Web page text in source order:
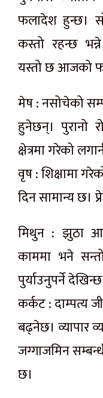
फलादेश हुन्छ।
कस्तो रहन्छ
यस्तो छ आजको
मेष : नसोचेको
हुनेछन्। पुरानो
क्षेत्रमा गरेको
वृष : शिक्षामा
दिन सामान्य छ।
मिथुन : झुठा
काममा भने
पुर्याउनुपर्ने
कर्कट : दाम्पत्य
बढ्नेछ। व्यापार
जग्गाजमिन
छ।